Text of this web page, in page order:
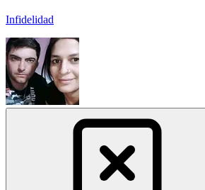
Infidelidad